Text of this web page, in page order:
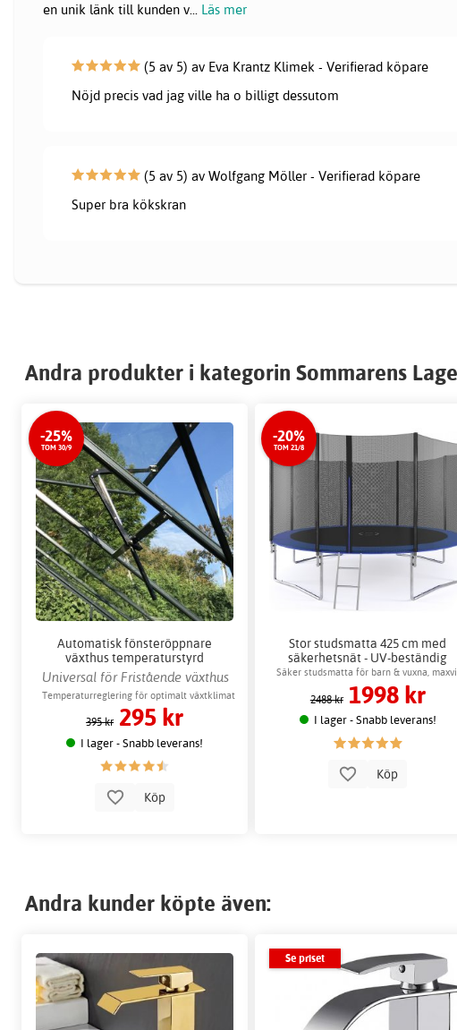
en unik länk till kunden v... Läs mer
(5 av 5) av Eva Krantz Klimek - Verifierad köpare
Nöjd precis vad jag ville ha o billigt dessutom
(5 av 5) av Wolfgang Möller - Verifierad köpare
Super bra kökskran
Andra produkter i kategorin Sommarens
-25%
TOM 30/9
Automatisk fönsteröppnare
växthus temperaturstyrd
ventilation
Universal för Fristående växthus
Temperaturreglering för optimalt växtklimat
395 kr 295 kr
I lager - Snabb leverans!
Köp
-20%
TOM 21/8
Stor studsmatta 425 cm med
säkerhetsnät - UV-beständig
Säker studsmatta för barn & vuxna,
150 kg
2488 kr 1998 kr
I lager - Snabb leverans!
Köp
Andra kunder köpte även:
Se priset